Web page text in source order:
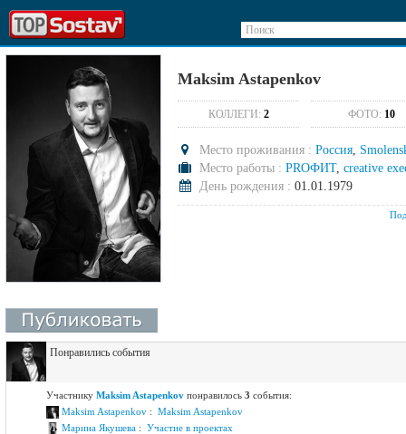
Поиск
Maksim Astapenkov
КОЛЛЕГИ: 2 ФОТО: 10
Место проживания : Россия,
Место работы : PROФИТ, creative
День рождения : 01.01.1979
Понравились события
Участнику Maksim Astapenkov понравилось 3 события:
Maksim Astapenkov : Maksim Astapenkov
Марина Якушева : Участие в проектах